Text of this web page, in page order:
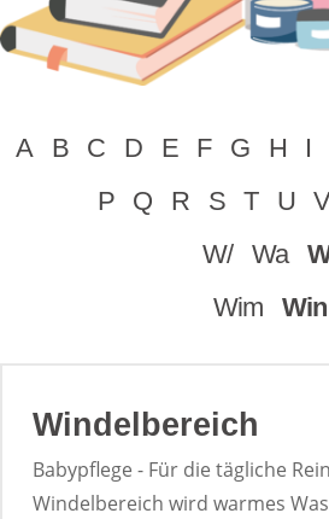
A B C D E F G H I
P
Q R S T U
W/
Wa
Wim
Win
Windelbereich
Babypflege - Für die tägliche
Windelbereich wird warmes